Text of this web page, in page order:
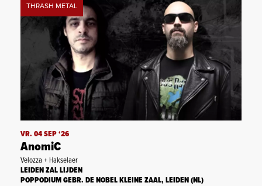
THRASH METAL
VR. 04 SEP ‘26
AnomiC
Velozza + Hakselaer
LEIDEN ZAL LIJDEN
POPPODIUM GEBR. DE NOBEL KLEINE ZAAL, LEIDEN (NL)